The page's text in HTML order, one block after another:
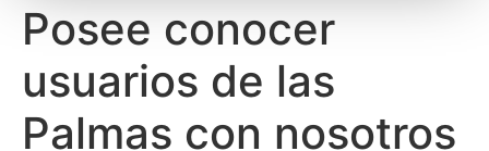
Posee conocer
usuarios de las
Palmas con nosotros